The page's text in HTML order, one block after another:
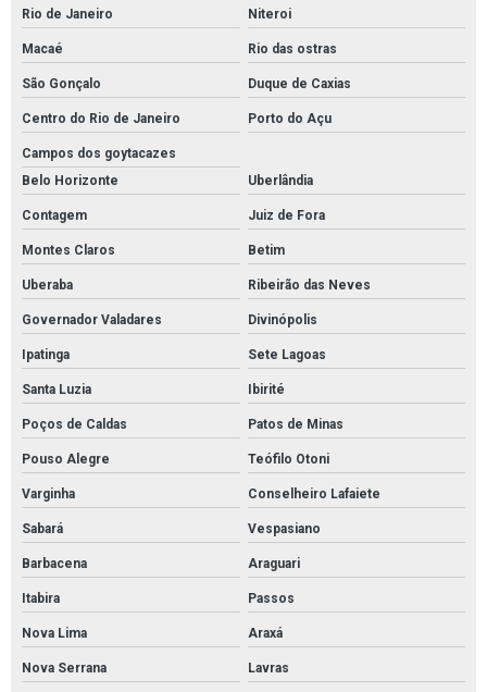
Fornecedor de tubos e conexões
Fornecedor de tubos e conexões pvc
Fornecedor de tubos galvanizados
Fornecedor de tubos retangulares
Fornecedores de conexões em aço carbono
Fornecedores de conexões em aço inox
Fornecedores de conexões galvanizadas
Fornecedores de conexões pneumáticas
Fornecedores de materiais elétricos atacado
Fornecedores de materiais elétricos para revenda
Material elétricos para automação industrial
Preços de materiais elétricos
Revenda de cabos elétricos
Rio de Janeiro Niteroi
Macaé Rio das ostras
São Gonçalo Duque de Caxias
Centro do Rio de Janeiro Porto do Açu
Campos dos goytacazes
Belo Horizonte
Uberlândia
Contagem Juiz de Fora
Montes Claros Betim
Uberaba Ribeirão das Neves
Governador Valadares Divinópolis
Ipatinga Sete Lagoas
Santa Luzia Ibirité
Poços de Caldas Patos de Minas
Pouso Alegre Teófilo Otoni
Varginha Conselheiro Lafaiete
Sabará Vespasiano
Barbacena Araguari
Itabira Passos
Nova Lima Araxá
Nova Serrana Lavras